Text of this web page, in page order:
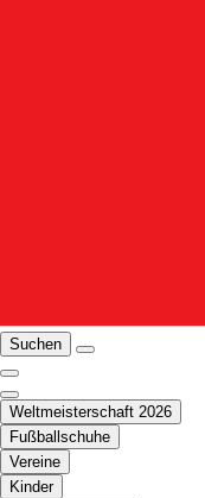
Suchen
Weltmeisterschaft 2026
Fußballschuhe
Vereine
Kinder